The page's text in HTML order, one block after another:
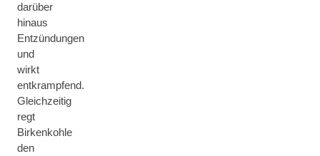
darüber
hinaus
Entzündungen
und
wirkt
entkrampfend.
Gleichzeitig
regt
Birkenkohle
den